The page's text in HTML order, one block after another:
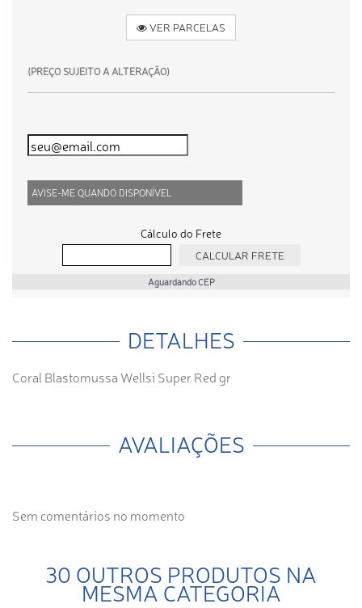
VER PARCELAS
(PREÇO SUJEITO A ALTERAÇÃO)
AVISE-ME QUANDO DISPONÍVEL
Cálculo do Frete
Aguardando CEP
DETALHES
Coral Blastomussa Wellsi Super Red gr
AVALIAÇÕES
Sem comentários no momento
30 OUTROS PRODUTOS NA
MESMA CATEGORIA